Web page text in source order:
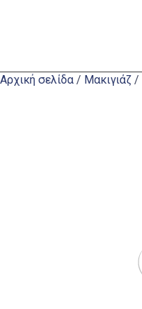
Αρχική σελίδα / Μακιγιάζ /